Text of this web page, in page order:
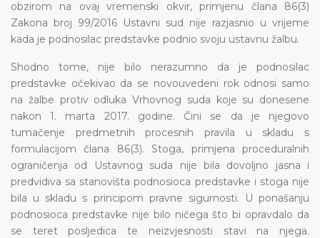
obzirom na ovaj vremenski okvir, primjenu člana 86(3)
Zakona broj 99/2016 Ustavni sud nije razjasnio u vrijeme
kada je podnosilac predstavke podnio svoju ustavnu žalbu.
Shodno tome, nije bilo nerazumno da je podnosilac
predstavke očekivao da se novouvedeni rok odnosi samo
na žalbe protiv odluka Vrhovnog suda koje su donesene
nakon 1. marta 2017. godine. Čini se da je njegovo
tumačenje predmetnih procesnih pravila u skladu s
formulacijom člana 86(3). Stoga, primjena proceduralnih
ograničenja od Ustavnog suda nije bila dovoljno jasna i
predvidiva sa stanovišta podnosioca predstavke i stoga nije
bila u skladu s principom pravne sigurnosti. U ponašanju
podnosioca predstavke nije bilo ničega što bi opravdalo da
se teret posljedica te neizvjesnosti stavi na njega.